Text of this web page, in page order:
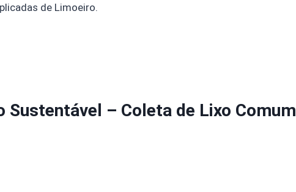
de Limoeiro.
Sustentável – Coleta de Lixo Comum